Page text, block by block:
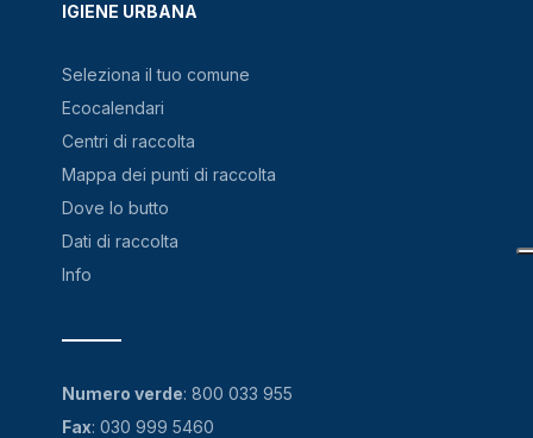
IGIENE URBANA
Seleziona il tuo comune
Ecocalendari
Centri di raccolta
Mappa dei punti di raccolta
Dove lo butto
Dati di raccolta
Info
Numero verde: 800 033 955
Fax: 030 999 5460